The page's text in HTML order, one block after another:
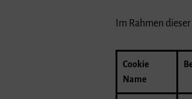
Im Rahmen
Cookie
Name